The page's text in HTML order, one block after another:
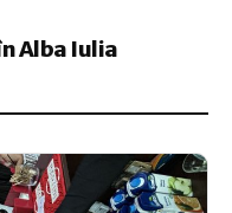
Alba Iulia